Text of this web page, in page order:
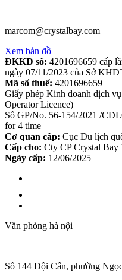
marcom@crystalbay.com
Xem bản đồ
ĐKKD số: 4201696659 cấp
ngày 07/11/2023 của Sở
Mã số thuế: 4201696659
Giấy phép Kinh doanh dịch
Operator Licence)
Số GP/No. 56-154/2021 /
for 4 time
Cơ quan cấp: Cục Du lịch
Cấp cho: Cty CP Crystal Bay
Ngày cấp: 12/06/2025
Văn phòng hà nội
Số 144 Đội Cấn, phường